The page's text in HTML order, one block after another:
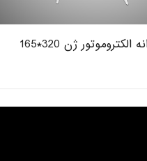
الکتروموتور ژن 320*165